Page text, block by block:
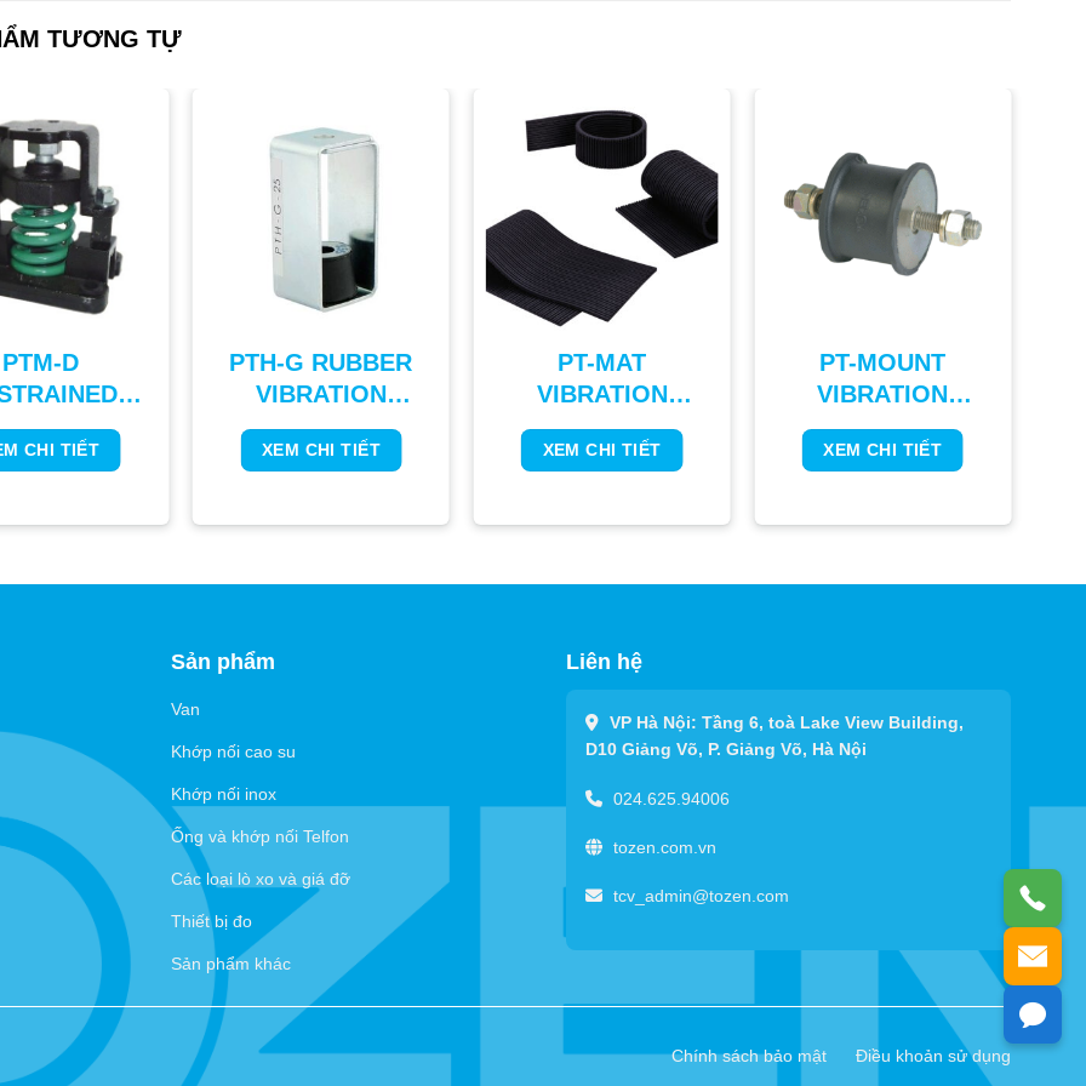
TƯƠNG TỰ
PTM-D
CHI TIẾT
PTH-G RUBBER
VIBRATION
ISOLATING
HANGER
XEM CHI TIẾT
PT-MAT
VIBRATION
ISOLATING
RUBBER PAD
XEM CHI TIẾT
PT-MOUNT
VIBRATION
ISOLATING
RUBBER
XEM CHI TIẾT
Sản phẩm
Van
Khớp nối cao su
Khớp nối inox
Ống và khớp nối Telfon
Các loại lò xo và giá đỡ
Thiết bị đo
Sản phẩm khác
Liên hệ
VP Hà Nội: Tầng 6, toà Lake View Building,
D10 Giảng Võ, P. Giảng Võ, Hà Nội
024.625.94006
tozen.com.vn
tcv_admin@tozen.com
Chính sách bảo mật Điều khoản sử dụng